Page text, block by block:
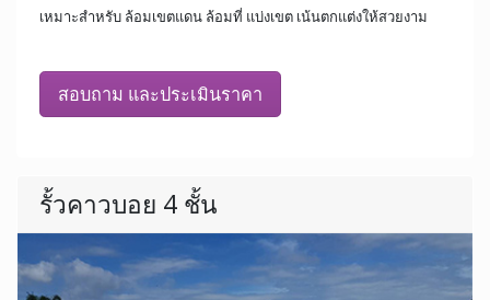
เหมาะสำหรับ ล้อมเขตแดน ล้อมที่ แบ่งเขต เน้นตกแต่งให้สวยงาม
สอบถาม และประเมินราคา
รั้วคาวบอย 4 ชั้น